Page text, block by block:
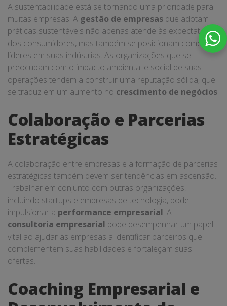
A sustentabilidade está se tornando uma prioridade para
muitas empresas. A gestão de empresas que adotam
práticas sustentáveis não apenas atende às expectativas
dos consumidores, mas também se posicionam como
líderes em suas indústrias. As organizações que se
preocupam com o impacto ambiental e social de suas
operações tendem a construir uma reputação sólida, que
se traduz em um aumento no crescimento de negócios.
Colaboração e Parcerias
Estratégicas
A colaboração entre empresas e a formação de parcerias
estratégicas também devem ser tendências em ascensão.
Trabalhar em conjunto com outras organizações,
incluindo startups e empresas de tecnologia, pode
impulsionar a performance empresarial. A
consultoria empresarial pode desempenhar um papel
vital ao ajudar as empresas a identificar parceiros que
complementem suas habilidades e fortaleçam suas
ofertas.
Coaching Empresarial e